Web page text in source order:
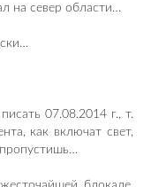
на север области…
07.08.2014 г., т.
как включат свет,